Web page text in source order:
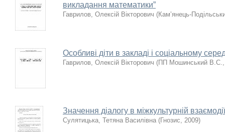
викладання математики”
Гаврилов, Олексій Вікторович (Кам’янець-
Особливі діти в закладі і соціальному
Гаврилов, Олексій Вікторович (ПП Мошинський В.С.
Значення діалогу в міжкультурній взаємодії
Сулятицька, Тетяна Василівна (Гнозис, 2009)